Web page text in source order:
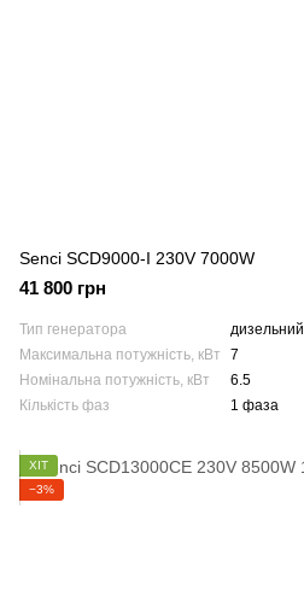
Senci SCD9000-I 230V 7000W
41 800 грн
Тип генератора
дизельний
Максимальна потужність, кВт
7
Номінальна потужність, кВт
6.5
Кількість фаз
1 фаза
ХІТ
−3%